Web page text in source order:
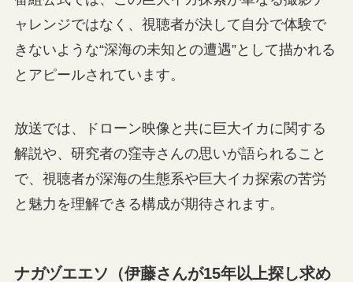
ャレンジではなく、視聴者が決して自分で体験で
きないような“深海の未知との遭遇”として描かれる
とアピールされています。
放送では、ドローン映像と共に巨大イカに関する
解説や、研究者の窪寺さんの思いが語られること
で、視聴者が深海の生態系や巨大イカ探索の苦労
と魅力を理解できる構成が期待されます。
ナガヅエエソ（伊藤さんが15年以上探し求め